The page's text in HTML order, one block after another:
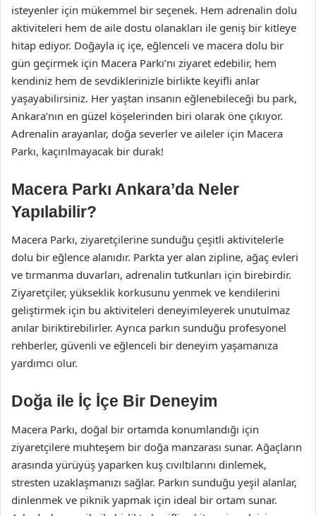
isteyenler için mükemmel bir seçenek. Hem adrenalin dolu
aktiviteleri hem de aile dostu olanakları ile geniş bir kitleye
hitap ediyor. Doğayla iç içe, eğlenceli ve macera dolu bir
gün geçirmek için Macera Parkı’nı ziyaret edebilir, hem
kendiniz hem de sevdiklerinizle birlikte keyifli anlar
yaşayabilirsiniz. Her yaştan insanın eğlenebileceği bu park,
Ankara’nın en güzel köşelerinden biri olarak öne çıkıyor.
Adrenalin arayanlar, doğa severler ve aileler için Macera
Parkı, kaçırılmayacak bir durak!
Macera Parkı Ankara’da Neler
Yapılabilir?
Macera Parkı, ziyaretçilerine sunduğu çeşitli aktivitelerle
dolu bir eğlence alanıdır. Parkta yer alan zipline, ağaç evleri
ve tırmanma duvarları, adrenalin tutkunları için birebirdir.
Ziyaretçiler, yükseklik korkusunu yenmek ve kendilerini
geliştirmek için bu aktiviteleri deneyimleyerek unutulmaz
anılar biriktirebilirler. Ayrıca parkın sunduğu profesyonel
rehberler, güvenli ve eğlenceli bir deneyim yaşamanıza
yardımcı olur.
Doğa ile İç İçe Bir Deneyim
Macera Parkı, doğal bir ortamda konumlandığı için
ziyaretçilere muhteşem bir doğa manzarası sunar. Ağaçların
arasında yürüyüş yaparken kuş cıvıltılarını dinlemek,
stresten uzaklaşmanızı sağlar. Parkın sunduğu yeşil alanlar,
dinlenmek ve piknik yapmak için ideal bir ortam sunar.